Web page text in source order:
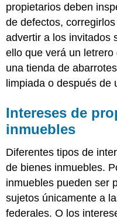
propietarios deben
de defectos,
advertir a los invitados
ello que verá un letrero
una tienda de
limpiada o después de
Intereses de
inmuebles
Diferentes tipos de
de bienes inmuebles.
inmuebles pueden ser
sujetos únicamente a
federales. O los